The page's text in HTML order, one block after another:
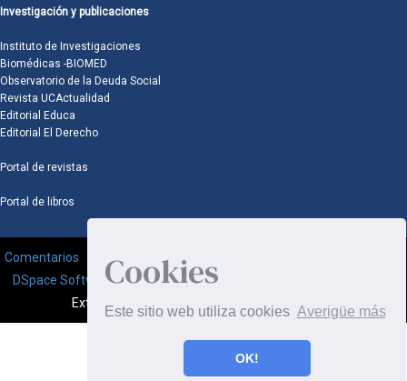
Cookies
Este sitio web utiliza cookies Averigüe más
OK!
Investigación y publicaciones
Instituto de Investigaciones
Biomédicas -BIOMED
Observatorio de la Deuda Social
Revista UCActualidad
Editorial Educa
Editorial El Derecho
Portal de revistas
Portal de libros
Comentarios
DSpace SoftwareCopyright © 2002-2008
Extensión mantenida y optimizado por